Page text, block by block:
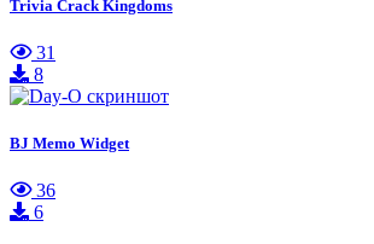
Trivia Crack Kingdoms
31
8
BJ Memo Widget
36
6